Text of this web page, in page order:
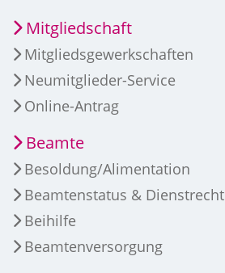
Mitgliedschaft
Mitgliedsgewerkschaften
Neumitglieder-Service
Online-Antrag
Beamte
Besoldung/Alimentation
Beamtenstatus & Dienstrecht
Beihilfe
Beamtenversorgung